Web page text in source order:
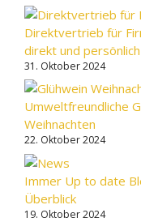
Direktvertrieb für
direkt und persönlich
31. Oktober 2024
Umweltfreundliche
Weihnachten
22. Oktober 2024
Immer Up to date
Überblick
19. Oktober 2024